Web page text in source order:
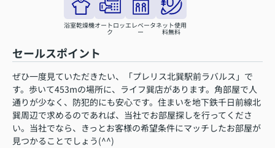
浴室乾燥機オートロッ
ク
エレベータ
ー
ネット使用
料無料
セールスポイント
ぜひ一度見ていただきたい、「プレリス北巽駅前ラバルス」で
す。歩いて453mの場所に、ライフ巽店があります。角部屋で人
通りが少なく、防犯的にも安心です。住まいを地下鉄千日前線北
巽周辺で求めるのであれば、当社でお部屋探しを行ってくださ
い。当社でなら、きっとお客様の希望条件にマッチしたお部屋が
見つかることでしょう(^^)